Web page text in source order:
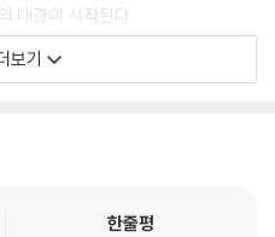
대결이 시작된다.
욱 강력해진 스파이더 맨과 파워
만 달러를 돌파하며 역대 영화 흥
관객수 1위를 차지했으며, 전국 4
보기
한줄평